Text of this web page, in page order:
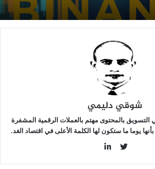
شوقي دليمي
بالمحتوى مهتم بالعملات الرقمية المشفرة
يوما ما ستكون لها الكلمة الأعلى في اقتصاد الغد.